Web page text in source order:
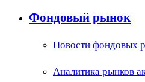
Фондовый рынок
Новости фондовых
Аналитика рынков